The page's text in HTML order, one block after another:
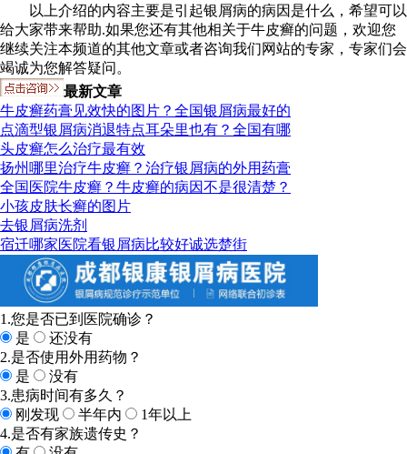
以上介绍的内容主要是引起银屑病的病因是什么，希望可以
给大家带来帮助.如果您还有其他相关于牛皮癣的问题，欢迎您
继续关注本频道的其他文章或者咨询我们网站的专家，专家们会
竭诚为您解答疑问。
最新文章
牛皮癣药膏见效快的图片？全国银屑病最好的
点滴型银屑病消退特点耳朵里也有？全国有哪
头皮癣怎么治疗最有效
扬州哪里治疗牛皮癣？治疗银屑病的外用药膏
全国医院牛皮癣？牛皮癣的病因不是很清楚？
小孩皮肤长癣的图片
去银屑病洗剂
宿迁哪家医院看银屑病比较好诚选楚街
1.您是否已到医院确诊？
是
还没有
2.是否使用外用药物？
是
没有
3.患病时间有多久？
刚发现
半年内
1年以上
4.是否有家族遗传史？